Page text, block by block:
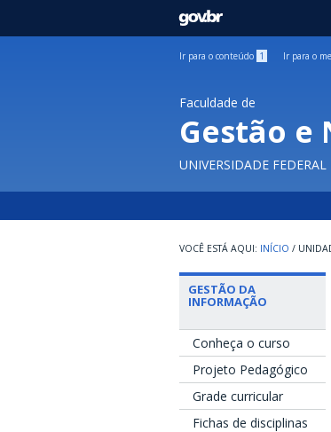
GOVBR
Ir para o conteúdo 1 Ir para o
Faculdade de
Gestão e
UNIVERSIDADE
INÍCIO /
GESTÃO DA
INFORMAÇÃO
Conheça o curso
Projeto Pedagógico
Grade curricular
Fichas de disciplinas